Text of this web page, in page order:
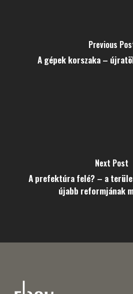
Previous
A gépek korszaka –
Next Post
A prefektúra felé? – a
újabb reformjának